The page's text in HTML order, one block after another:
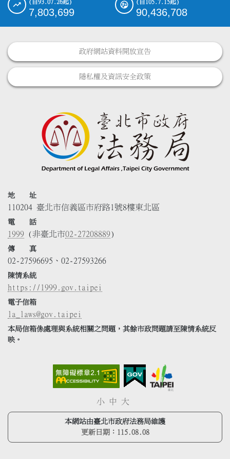
(自93.07.26起)
7,803,699
(自105.7.15起)
90,436,708
政府網站資料開放宣告
隱私權及資訊安全政策
地 址
110204 臺北市信義區市府路1號8樓東北區
電 話
1999 (非臺北市02-27208889)
傳 真
02-27596695、02-27593266
陳情系統
https://1999.gov.taipei
電子信箱
la_laws@gov.taipei
本局信箱係處理與系統相關之問題，其餘市政問題請至陳情系統反
映。
小 中 大
本網站由臺北市政府法務局維護
更新日期： 115.08.08